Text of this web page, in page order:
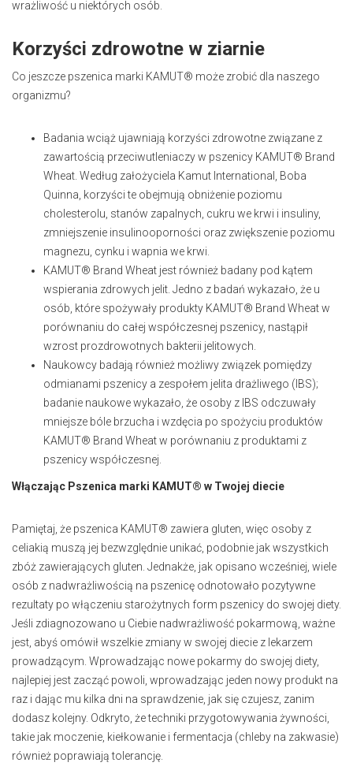
wrażliwość u niektórych osób.
Korzyści zdrowotne w ziarnie
Co jeszcze pszenica marki KAMUT® może zrobić dla naszego
organizmu?
Badania wciąż ujawniają korzyści zdrowotne związane z
zawartością przeciwutleniaczy w pszenicy KAMUT® Brand
Wheat. Według założyciela Kamut International, Boba
Quinna, korzyści te obejmują obniżenie poziomu
cholesterolu, stanów zapalnych, cukru we krwi i insuliny,
zmniejszenie insulinooporności oraz zwiększenie poziomu
magnezu, cynku i wapnia we krwi.
KAMUT® Brand Wheat jest również badany pod kątem
wspierania zdrowych jelit. Jedno z badań wykazało, że u
osób, które spożywały produkty KAMUT® Brand Wheat w
porównaniu do całej współczesnej pszenicy, nastąpił
wzrost prozdrowotnych bakterii jelitowych.
Naukowcy badają również możliwy związek pomiędzy
odmianami pszenicy a zespołem jelita drażliwego (IBS);
badanie naukowe wykazało, że osoby z IBS odczuwały
mniejsze bóle brzucha i wzdęcia po spożyciu produktów
KAMUT® Brand Wheat w porównaniu z produktami z
pszenicy współczesnej.
Włączając Pszenica marki KAMUT® w Twojej diecie
Pamiętaj, że pszenica KAMUT® zawiera gluten, więc osoby z
celiakią muszą jej bezwzględnie unikać, podobnie jak wszystkich
zbóż zawierających gluten. Jednakże, jak opisano wcześniej, wiele
osób z nadwrażliwością na pszenicę odnotowało pozytywne
rezultaty po włączeniu starożytnych form pszenicy do swojej diety.
Jeśli zdiagnozowano u Ciebie nadwrażliwość pokarmową, ważne
jest, abyś omówił wszelkie zmiany w swojej diecie z lekarzem
prowadzącym. Wprowadzając nowe pokarmy do swojej diety,
najlepiej jest zacząć powoli, wprowadzając jeden nowy produkt na
raz i dając mu kilka dni na sprawdzenie, jak się czujesz, zanim
dodasz kolejny. Odkryto, że techniki przygotowywania żywności,
takie jak moczenie, kiełkowanie i fermentacja (chleby na zakwasie)
również poprawiają tolerancję.